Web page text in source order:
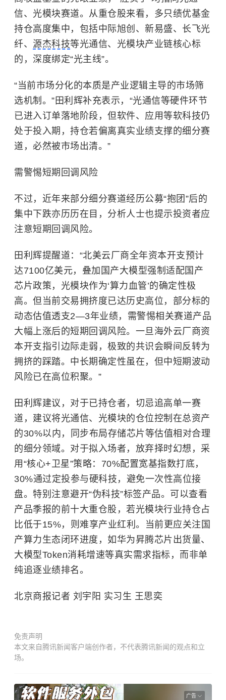
信、光模块赛道。从重仓股来看，多只绩优基金
持仓高度集中，包括中际旭创、新易盛、长飞光
纤、 源杰科技等光通信、光模块产业链核心标
的，深度绑定“光主线”。
“当前市场分化的本质是产业逻辑主导的市场筛
选机制。”田利辉补充表示，“光通信等硬件环节
已进入订单落地阶段，但软件、应用等软科技仍
处于投入期，持仓若偏离真实业绩支撑的细分赛
道，必然被市场出清。”
需警惕短期回调风险
不过，近年来部分细分赛道经历公募“抱团”后的
集中下跌亦历历在目，分析人士也提示投资者应
注意短期回调风险。
田利辉提醒道：“北美云厂商全年资本开支预计
达7100亿美元，叠加国产大模型强制适配国产
芯片政策，光模块作为‘算力血管’的确定性极
高。但当前交易拥挤度已达历史高位，部分标的
动态估值透支2—3年业绩，需警惕相关赛道产品
大幅上涨后的短期回调风险。一旦海外云厂商资
本开支指引边际走弱，极致的共识会瞬间反转为
拥挤的踩踏。中长期确定性虽在，但中短期波动
风险已在高位积聚。”
田利辉建议，对于已持仓者，切忌追高单一赛
道，建议将光通信、光模块的仓位控制在总资产
的30%以内，同步布局存储芯片等估值相对合理
的细分领域。对于拟入场者，放弃择时幻想，采
用“核心+卫星”策略：70%配置宽基指数打底，
30%通过定投参与硬科技，避免一次性高位接
盘。特别注意避开“伪科技”标签产品。可以查看
产品季报的前十大重仓股，若光模块行业持仓占
比低于15%，则难享产业红利。当前更应关注国
产算力生态闭环进度，如华为昇腾芯片出货量、
大模型Token消耗增速等真实需求指标，而非单
纯追逐业绩排名。
北京商报记者 刘宇阳 实习生 王思奕
免责声明
本文来自腾讯新闻客户端创作者，不代表腾讯新闻的观点和立
场。
广告